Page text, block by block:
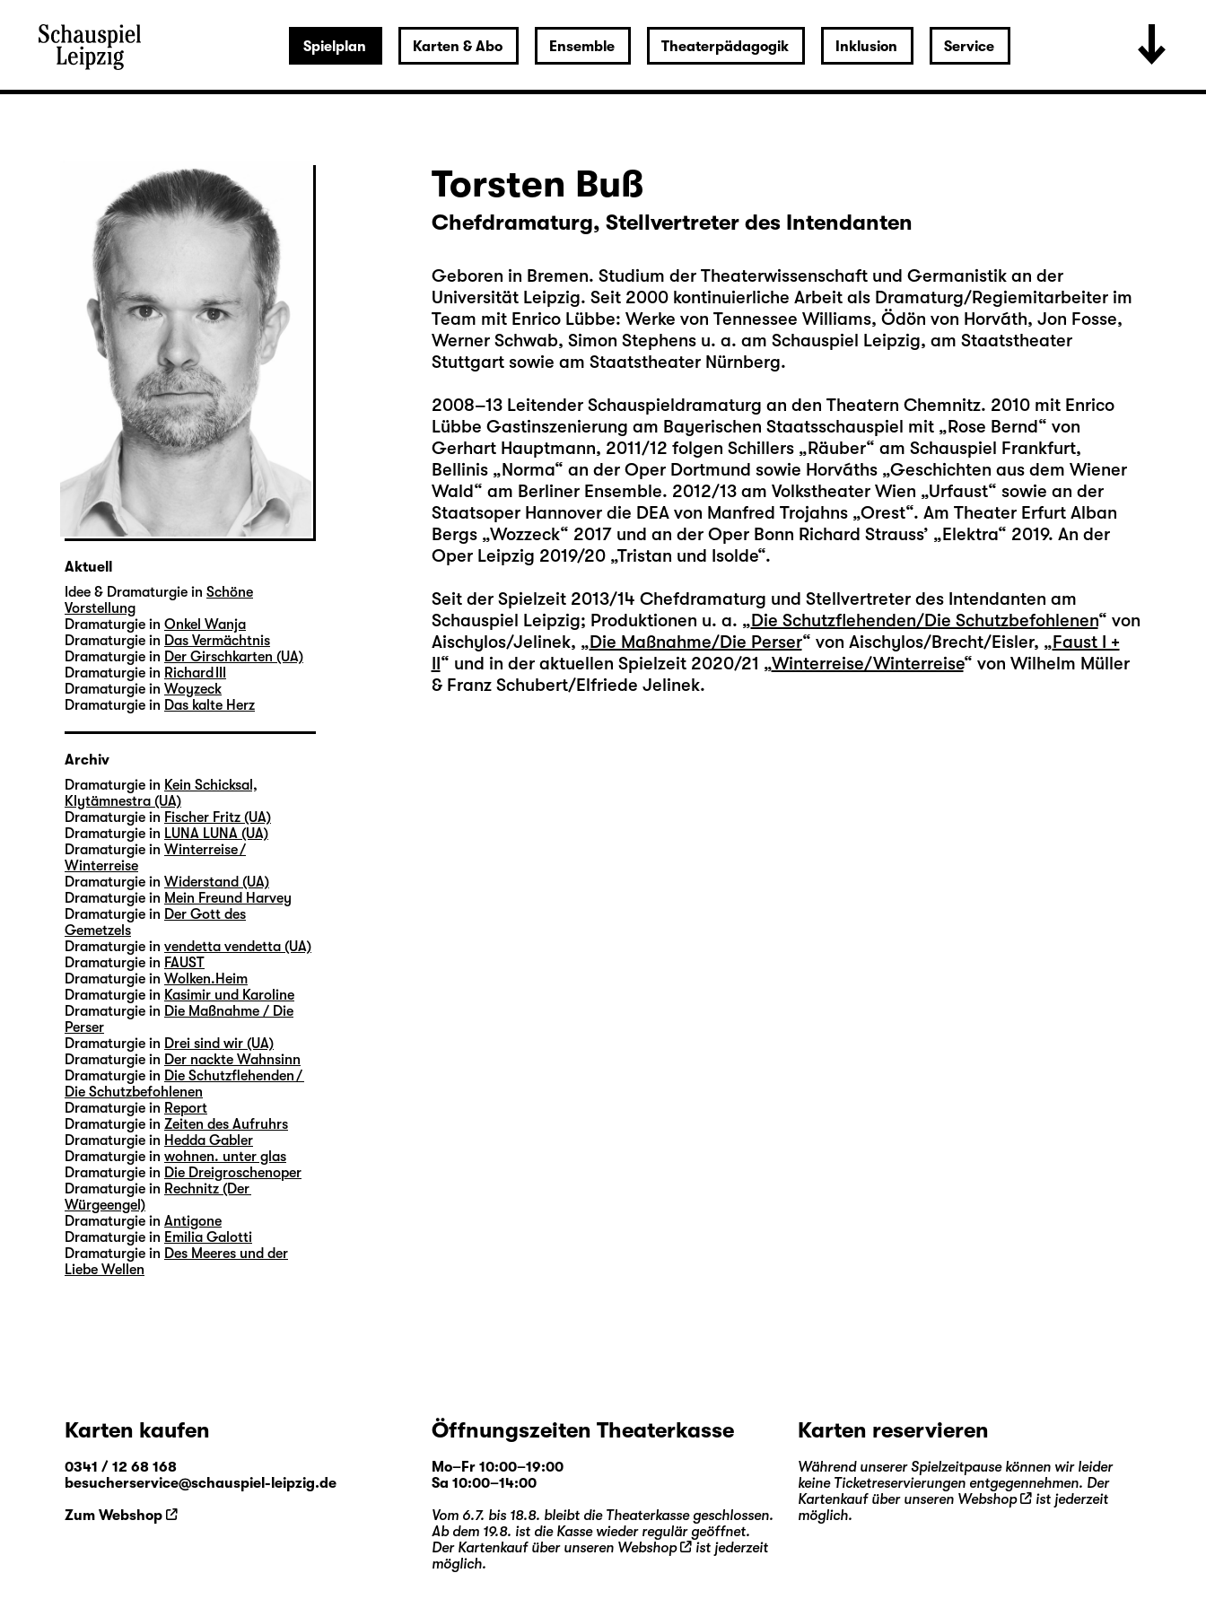
Spielplan Karten & Abo Ensemble Theaterpädagogik Inklusion Service
Torsten Buß
Chefdramaturg, Stellvertreter des Intendanten
Geboren in Bremen. Studium der Theaterwissenschaft und Germanistik an der
Universität Leipzig. Seit 2000 kontinuierliche Arbeit als Dramaturg/Regiemitarbeiter im
Team mit Enrico Lübbe: Werke von Tennessee Williams, Ödön von Horváth, Jon Fosse,
Werner Schwab, Simon Stephens u. a. am Schauspiel Leipzig, am Staatstheater
Stuttgart sowie am Staatstheater Nürnberg.
2008–13 Leitender Schauspieldramaturg an den Theatern Chemnitz. 2010 mit Enrico
Lübbe Gastinszenierung am Bayerischen Staatsschauspiel mit „Rose Bernd“ von
Gerhart Hauptmann, 2011/12 folgen Schillers „Räuber“ am Schauspiel Frankfurt,
Bellinis „Norma“ an der Oper Dortmund sowie Horváths „Geschichten aus dem Wiener
Wald“ am Berliner Ensemble. 2012/13 am Volkstheater Wien „Urfaust“ sowie an der
Staatsoper Hannover die DEA von Manfred Trojahns „Orest“. Am Theater Erfurt Alban
Bergs „Wozzeck“ 2017 und an der Oper Bonn Richard Strauss’ „Elektra“ 2019. An der
Oper Leipzig 2019/20 „Tristan und Isolde“.
Seit der Spielzeit 2013/14 Chefdramaturg und Stellvertreter des Intendanten am
Schauspiel Leipzig; Produktionen u. a. „Die Schutzflehenden/Die Schutzbefohlenen“ von
Aischylos/Jelinek, „Die Maßnahme/Die Perser“ von Aischylos/Brecht/Eisler, „Faust I +
II“ und in der aktuellen Spielzeit 2020/21 „Winterreise/Winterreise“ von Wilhelm Müller
& Franz Schubert/Elfriede Jelinek.
Aktuell
Idee & Dramaturgie in Schöne
Vorstellung
Dramaturgie in Onkel Wanja
Dramaturgie in Das Vermächtnis
Dramaturgie in Der Girschkarten (UA)
Dramaturgie in Richard III
Dramaturgie in Woyzeck
Dramaturgie in Das kalte Herz
Archiv
Dramaturgie in Kein Schicksal,
Klytämnestra (UA)
Dramaturgie in Fischer Fritz (UA)
Dramaturgie in LUNA LUNA (UA)
Dramaturgie in Winterreise /
Winterreise
Dramaturgie in Widerstand (UA)
Dramaturgie in Mein Freund Harvey
Dramaturgie in Der Gott des
Gemetzels
Dramaturgie in vendetta vendetta (UA)
Dramaturgie in FAUST
Dramaturgie in Wolken.Heim
Dramaturgie in Kasimir und Karoline
Dramaturgie in Die Maßnahme / Die
Perser
Dramaturgie in Drei sind wir (UA)
Dramaturgie in Der nackte Wahnsinn
Dramaturgie in Die Schutzflehenden /
Die Schutzbefohlenen
Dramaturgie in Report
Dramaturgie in Zeiten des Aufruhrs
Dramaturgie in Hedda Gabler
Dramaturgie in wohnen. unter glas
Dramaturgie in Die Dreigroschenoper
Dramaturgie in Rechnitz (Der
Würgeengel)
Dramaturgie in Antigone
Dramaturgie in Emilia Galotti
Dramaturgie in Des Meeres und der
Liebe Wellen
Karten kaufen
0341 / 12 68 168
besucherservice@schauspiel-leipzig.de
Zum Webshop
Öffnungszeiten Theaterkasse
Mo–Fr 10:00–19:00
Sa 10:00–14:00
Vom 6.7. bis 18.8. bleibt die Theaterkasse geschlossen.
Ab dem 19.8. ist die Kasse wieder regulär geöffnet.
Der Kartenkauf über unseren Webshop
ist jederzeit
möglich.
Karten reservieren
Während unserer Spielzeitpause können wir leider
keine Ticketreservierungen entgegennehmen. Der
Kartenkauf über unseren Webshop
ist jederzeit
möglich.